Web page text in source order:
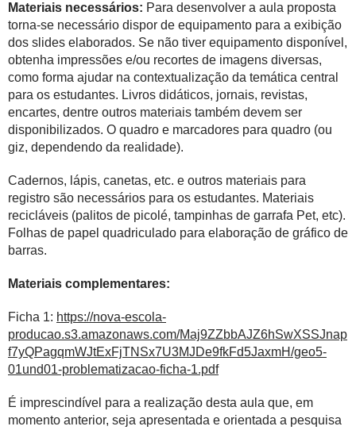
Materiais necessários: Para desenvolver a aula proposta
torna-se necessário dispor de equipamento para a exibição
dos slides elaborados. Se não tiver equipamento disponível,
obtenha impressões e/ou recortes de imagens diversas,
como forma ajudar na contextualização da temática central
para os estudantes. Livros didáticos, jornais, revistas,
encartes, dentre outros materiais também devem ser
disponibilizados. O quadro e marcadores para quadro (ou
giz, dependendo da realidade).
Cadernos, lápis, canetas, etc. e outros materiais para
registro são necessários para os estudantes. Materiais
recicláveis (palitos de picolé, tampinhas de garrafa Pet, etc).
Folhas de papel quadriculado para elaboração de gráfico de
barras.
Materiais complementares:
Ficha 1: https://nova-escola-
producao.s3.amazonaws.com/Maj9ZZbbAJZ6hSwXSSJnap
f7yQPagqmWJtExFjTNSx7U3MJDe9fkFd5JaxmH/geo5-
01und01-problematizacao-ficha-1.pdf
É imprescindível para a realização desta aula que, em
momento anterior, seja apresentada e orientada a pesquisa